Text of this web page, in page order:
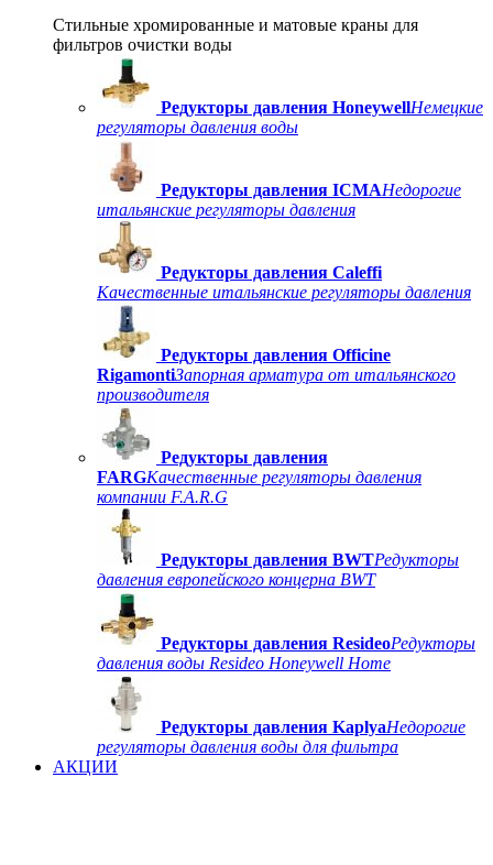
Стильные хромированные и матовые краны для
фильтров очистки воды
Редукторы давления HoneywellНемецкие
регуляторы давления воды
Редукторы давления ICMAНедорогие
итальянские регуляторы давления
Редукторы давления Caleffi
Качественные итальянские регуляторы давления
Редукторы давления Officine
RigamontiЗапорная арматура от итальянского
производителя
Редукторы давления
FARGКачественные регуляторы давления
компании F.A.R.G
Редукторы давления BWTРедукторы
давления европейского концерна BWT
Редукторы давления ResideoРедукторы
давления воды Resideo Honeywell Home
Редукторы давления KaplyaНедорогие
регуляторы давления воды для фильтра
АКЦИИ